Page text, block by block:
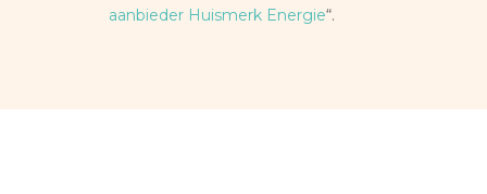
aanbieder Huismerk Energie“.